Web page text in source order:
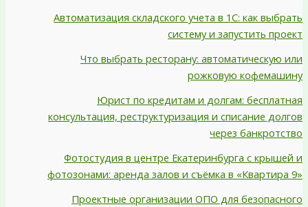
Автоматизация складского учета в 1С: как выбрать
систему и запустить проект
Что выбрать ресторану: автоматическую или
рожковую кофемашину
Юрист по кредитам и долгам: бесплатная
консультация, реструктуризация и списание долгов
через банкротство
Фотостудия в центре Екатеринбурга с крышей и
фотозонами: аренда залов и съёмка в «Квартира 9»
Проектные организации ОПО для безопасного